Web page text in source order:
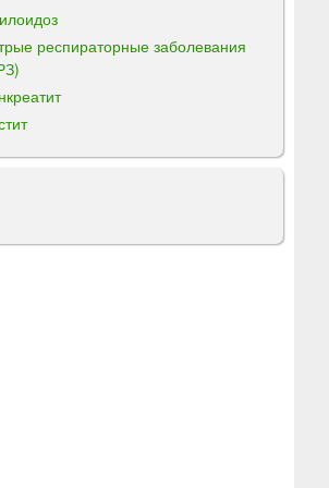
респираторные заболевания